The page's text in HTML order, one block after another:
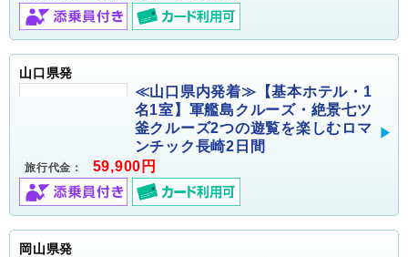
山口県発
≪山口県内発着≫【基本ホテル・1
名1室】軍艦島クルーズ・絶景七ツ
釜クルーズ2つの遊覧を楽しむロマ
ンチック長崎2日間
旅行代金： 59,900円
岡山県発